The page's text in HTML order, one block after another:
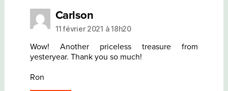
Carlsondit :
11 février 2021 à 18h20
Wow! Another priceless treasure from
yesteryear. Thank you so much!
Ron